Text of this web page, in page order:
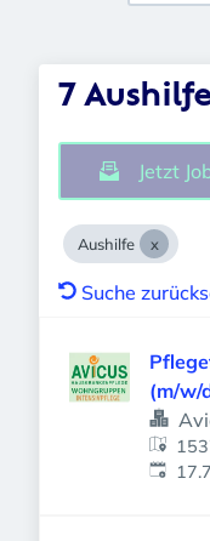
7
Jetzt
Aushilfe
Suche
(m/w/